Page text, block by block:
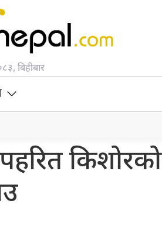
बिहीबार
किशोरको